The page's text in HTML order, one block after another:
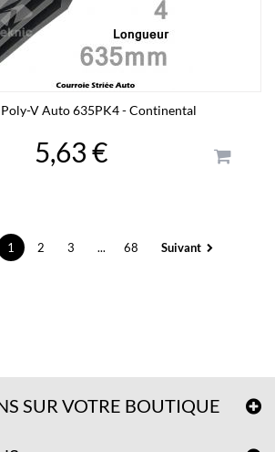
V Auto 635PK4 - Continental
5,63 €
1 2 3 ... 68 Suivant
SUR VOTRE BOUTIQUE